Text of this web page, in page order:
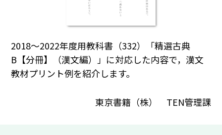
2018～2022年度用教科書（332）「精選古典
B【分冊】（漢文編）」に対応した内容で，漢文
教材プリント例を紹介します。
東京書籍（株） TEN管理課